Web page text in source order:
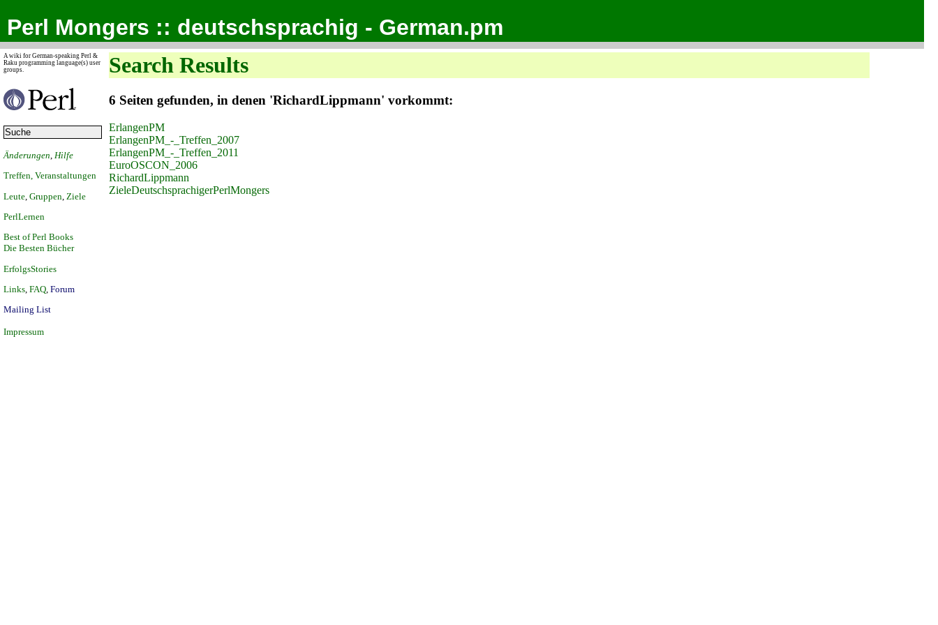
Perl Mongers :: deutschsprachig - German.pm
A wiki for German-speaking Perl &
Raku programming language(s) user
groups.
Änderungen Hilfe
Treffen, Veranstaltungen
Leute Gruppen Ziele
PerlLernen
Best of Perl Books
Die Besten Bücher
ErfolgsStories
Links FAQ Forum
Mailing List
Impressum
Search Results
6 Seiten gefunden, in denen 'RichardLippmann' vorkommt:
ErlangenPM
ErlangenPM_-_Treffen_2007
ErlangenPM_-_Treffen_2011
EuroOSCON_2006
RichardLippmann
ZieleDeutschsprachigerPerlMongers